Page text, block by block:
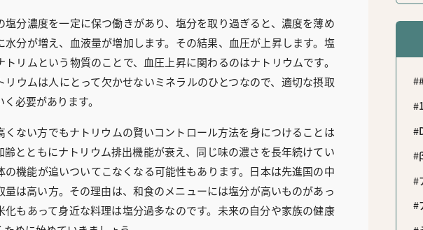
塩分濃度を一定に保つ働きがあり、塩分を取り過ぎると、濃度を薄め
水分が増え、血液量が増加します。その結果、血圧が上昇します。塩
トリムという物質のことで、血圧上昇に関わるのはナトリウムです。
リウムは人にとって欠かせないミネラルのひとつなので、適切な摂取
必要があります。
くない方でもナトリウムの賢いコントロール方法を身につけることは
齢とともにナトリウム排出機能が衰え、同じ味の濃さを長年続けてい
の機能が追いついてこなくなる可能性もあります。日本は先進国の中
量は高い方。その理由は、和食のメニューには塩分が高いものがあっ
化もあって身近な料理は塩分過多なのです。未来の自分や家族の健康